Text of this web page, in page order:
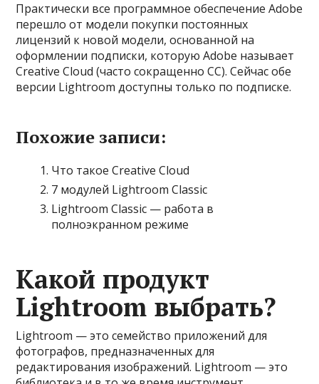
Практически все программное обеспечение Adobe
перешло от модели покупки постоянных
лицензий к новой модели, основанной на
оформлении подписки, которую Adobe называет
Creative Cloud (часто сокращенно CC). Сейчас обе
версии Lightroom доступны только по подписке.
Похожие записи:
Что такое Creative Cloud
7 модулей Lightroom Classic
Lightroom Classic — работа в
полноэкранном режиме
Какой продукт
Lightroom выбрать?
Lightroom — это семейство приложений для
фотографов, предназначенных для
редактирования изображений. Lightroom — это